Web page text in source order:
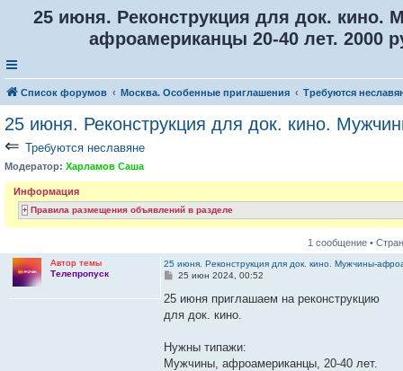
25 июня. Реконструкция для док. кино.
афроамериканцы 20-40 лет. 2000
Список форумов Москва. Особенные приглашения Требуются
25 июня. Реконструкция для док. кино.
⇐ Требуются неславяне
Модератор: Харламов Саша
Информация
Правила размещения объявлений в разделе
1 сообщение •
Автор темы
Телепропуск
25 июня. Реконструкция для док. кино. Мужчины-
С
о
щ
и
е
25 июн 2024, 00:52
25 июня приглашаем на реконструкцию
для док. кино.
Нужны типажи:
Мужчины, афроамериканцы, 20-40 лет.